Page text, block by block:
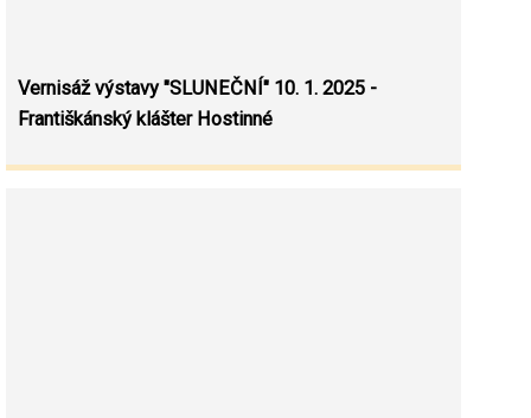
Vernisáž výstavy "SLUNEČNÍ" 10. 1. 2025 -
Františkánský klášter Hostinné